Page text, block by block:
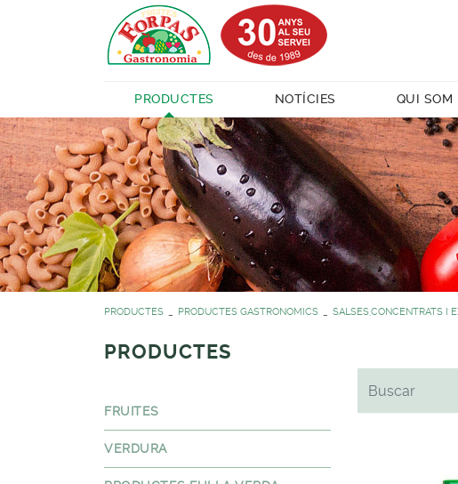
PRODUCTES NOTÍCIES QUI SOM
PRODUCTES PRODUCTES GASTRONOMICS SALSES,CONCENTRATS I
PRODUCTES
FRUITES
VERDURA